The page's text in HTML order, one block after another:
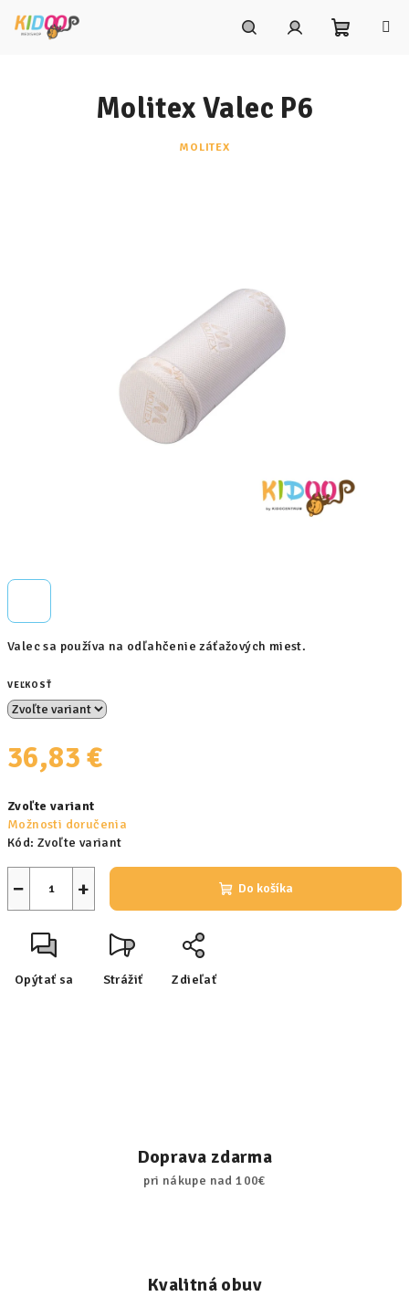
Valec sa používa na odľahčenie záťažových miest.
VEĽKOSŤ
36,83 €
cena:
Zvoľte variant
Možnosti doručenia
Kód: Zvoľte variant
+
− Do košíka
Opýtať sa Strážiť Zdieľať
Molitex Valec P6
MOLITEX
Doprava zdarma
pri nákupe nad 100€
Kvalitná obuv